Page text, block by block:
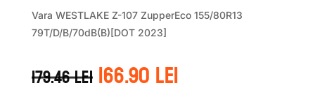
Vara WESTLAKE Z-107 ZupperEco 155/80R13
79T/D/B/70dB(B)[DOT 2023]
179.46lei Prețul
inițial
166.90leiPrețul
curent